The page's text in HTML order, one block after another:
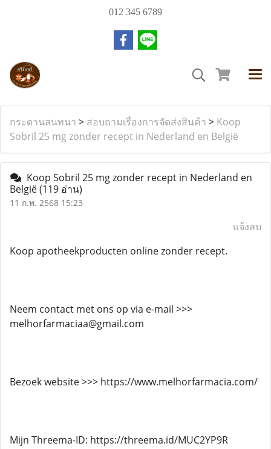
012 345 6789
กระดานสนทนา > สอบถามเรื่องการจัดส่งสินค้า > Koop
Sobril 25 mg zonder recept in Nederland en België
Koop Sobril 25 mg zonder recept in Nederland en
België(119 อ่าน)
11 ก.พ. 2568 15:23
แจ้งลบ
Koop apotheekproducten online zonder recept.
Neem contact met ons op via e-mail >>>
melhorfarmaciaa@gmail.com
Bezoek website >>> https://www.melhorfarmacia.com/
Mijn Threema-ID: https://threema.id/MUC2YP9R